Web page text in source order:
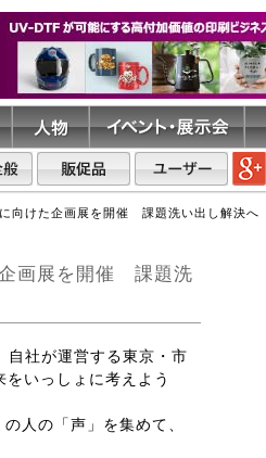
向けた企画展を開催 課題洗い出し解決へ
画展を開催 課題洗
社が運営する東京・市
いっしょに考えよう
人の「声」を集めて、